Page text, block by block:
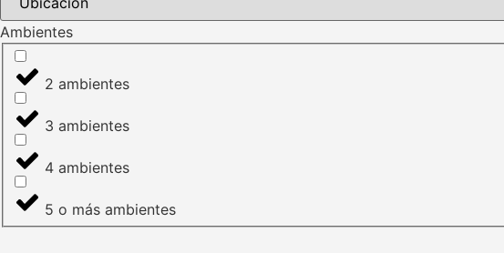
Ambientes
2 ambientes
3 ambientes
4 ambientes
5 o más ambientes